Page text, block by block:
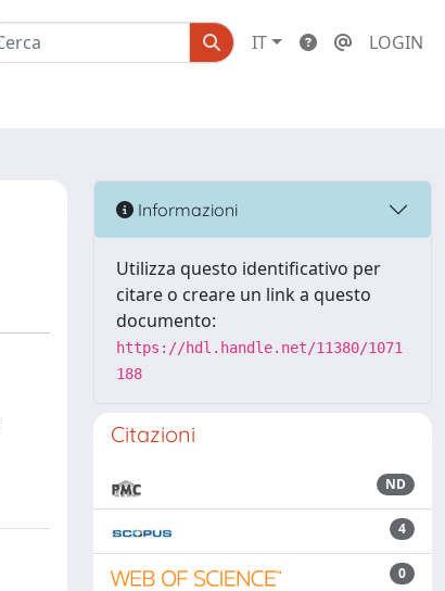
IT LOGIN
Informazioni
Utilizza questo identificativo per
citare o creare un link a questo
documento:
https://hdl.handle.net/11380/1071
188
Citazioni
ND
4
0